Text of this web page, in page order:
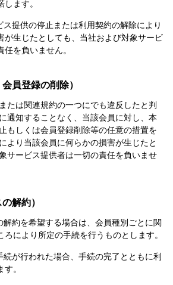
ます。
提供の停止または利用契約の解除により
が生じたとしても、当社および対象サービ
を負いません。
員登録の削除）
たは関連規約の一つにでも違反したと判
通知することなく、当該会員に対し、本
もしくは会員登録削除等の任意の措置を
より当該会員に何らかの損害が生じたと
サービス提供者は一切の責任を負いませ
解約）
解約を希望する場合は、会員種別ごとに関
ろにより所定の手続を行うものとします。
が行われた場合、手続の完了とともに利
。